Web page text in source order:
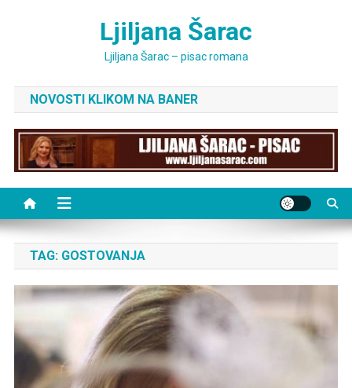
Ljiljana Šarac
Ljiljana Šarac – pisac romana
NOVOSTI KLIKOM NA BANER
TAG: GOSTOVANJA